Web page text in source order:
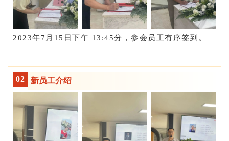
2023年7月15日下午 13:45分，参会员工有序签到。
02 新员工介绍